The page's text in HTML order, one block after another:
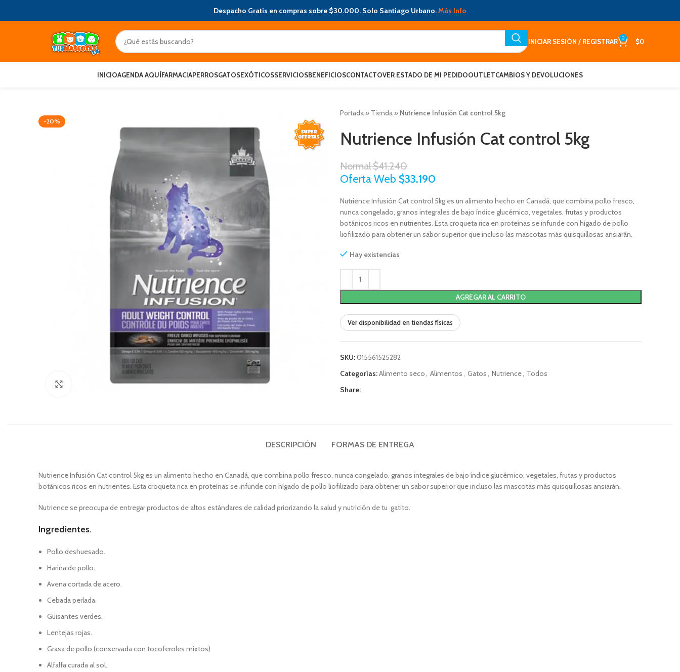
Despacho Gratis en compras sobre $30.000. Solo Santiago Urbano.Más Info
INICIAR SESIÓN / REGISTRAR 0 $0
INICIOAGENDA AQUÍFARMACIAPERROSGATOSEXÓTICOSSERVICIOSBENEFICIOSCONTACTOVER ESTADO DE MI PEDIDOOUTLETCAMBIOS Y DEVOLUCIONES
-20%
Click to enlarge
Portada » Tienda » Nutrience Infusión Cat control 5kg
Nutrience Infusión Cat control 5kg
Normal$41.240
Oferta Web $33.190
Nutrience Infusión Cat control 5kg es un alimento hecho en Canadá, que combina pollo fresco,
nunca congelado, granos integrales de bajo índice glucémico, vegetales, frutas y productos
botánicos ricos en nutrientes. Esta croqueta rica en proteínas se infunde con hígado de pollo
liofilizado para obtener un sabor superior que incluso las mascotas más quisquillosas ansiarán.
Hay existencias
AGREGAR AL CARRITO
Ver disponibilidad en tiendas físicas
SKU:015561525282
Categorías:Alimento seco, Alimentos, Gatos, Nutrience, Todos
Share:
DESCRIPCIÓN FORMAS DE ENTREGA
Nutrience Infusión Cat control 5kg es un alimento hecho en Canadá, que combina pollo fresco, nunca congelado, granos integrales de bajo índice glucémico, vegetales, frutas y productos
botánicos ricos en nutrientes. Esta croqueta rica en proteínas se infunde con hígado de pollo liofilizado para obtener un sabor superior que incluso las mascotas más quisquillosas ansiarán.
Nutrience se preocupa de entregar productos de altos estándares de calidad priorizando la salud y nutrición de tu gatito.
Ingredientes.
Pollo deshuesado.
Harina de pollo.
Avena cortada de acero.
Cebada perlada.
Guisantes verdes.
Lentejas rojas.
Grasa de pollo (conservada con tocoferoles mixtos)
Alfalfa curada al sol.